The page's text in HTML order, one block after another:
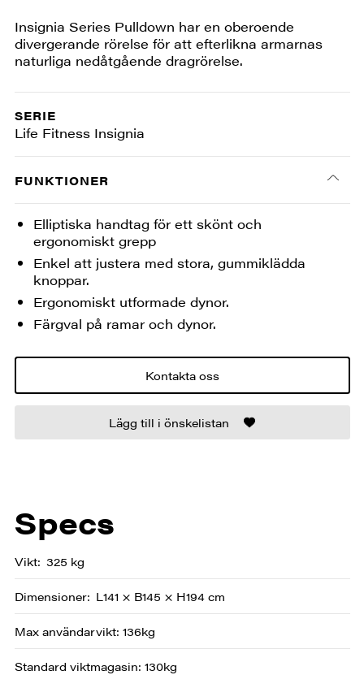
Insignia Series Pulldown har en oberoende
divergerande rörelse för att efterlikna armarnas
naturliga nedåtgående dragrörelse.
SERIE
Life Fitness Insignia
FUNKTIONER
Elliptiska handtag för ett skönt och
ergonomiskt grepp
Enkel att justera med stora, gummiklädda
knoppar.
Ergonomiskt utformade dynor.
Färgval på ramar och dynor.
Kontakta oss
Lägg till i önskelistan
Specs
Vikt 325 kg
Dimensioner L141 × B145 × H194 cm
Max användarvikt: 136kg
Standard viktmagasin: 130kg